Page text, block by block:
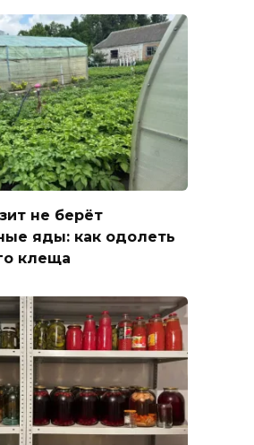
не берёт
яды: как одолеть
клеща